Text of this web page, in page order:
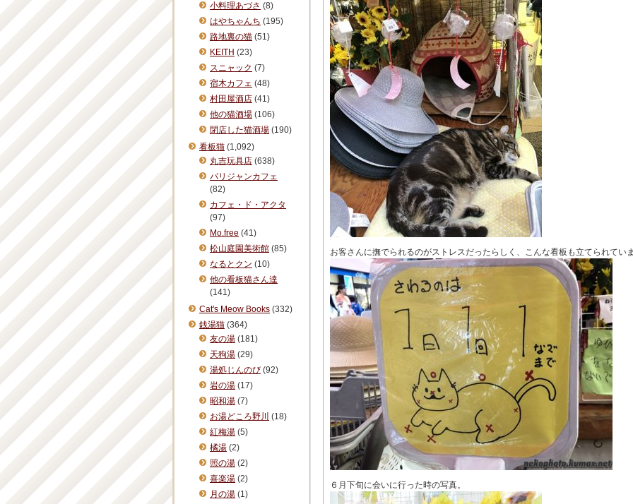
お客さんに撫でられるのがストレスだったらしく、こんな看板も立てられてい
６月下旬に会いに行った時の写真。
小料理あづさ (8)
はやちゃんち (195)
路地裏の猫 (51)
KEITH (23)
スニャック (7)
宿木カフェ (48)
村田屋酒店 (41)
他の猫酒場 (106)
閉店した猫酒場 (190)
看板猫 (1,092)
丸吉玩具店 (638)
パリジャンカフェ
(82)
カフェ・ド・アクタ
(97)
Mo.free (41)
松山庭園美術館 (85)
なるとクン (10)
他の看板猫さん達
(141)
Cat's Meow Books (332)
銭湯猫 (364)
友の湯 (181)
天狗湯 (29)
湯処じんのび (92)
岩の湯 (17)
昭和湯 (7)
お湯どころ野川 (18)
紅梅湯 (5)
橘湯 (2)
照の湯 (2)
喜楽湯 (2)
月の湯 (1)